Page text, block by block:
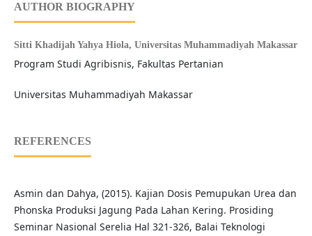
AUTHOR BIOGRAPHY
Sitti Khadijah Yahya Hiola, Universitas Muhammadiyah Makassar
Program Studi Agribisnis, Fakultas Pertanian
Universitas Muhammadiyah Makassar
REFERENCES
Asmin dan Dahya, (2015). Kajian Dosis Pemupukan Urea dan
Phonska Produksi Jagung Pada Lahan Kering. Prosiding
Seminar Nasional Serelia Hal 321-326, Balai Teknologi